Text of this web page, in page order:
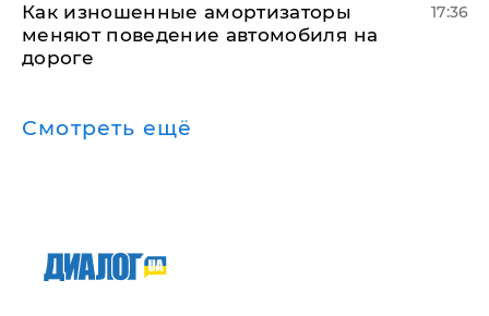
Как изношенные амортизаторы
меняют поведение автомобиля на
дороге
17:36
Смотреть ещё